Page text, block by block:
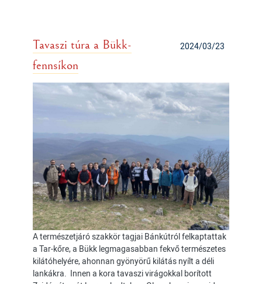
2024/03/23
Tavaszi túra a Bükk-
fennsíkon
A természetjáró szakkör tagjai Bánkútról felkaptattak
a Tar-kőre, a Bükk legmagasabban fekvő természetes
kilátóhelyére, ahonnan gyönyörű kilátás nyílt a déli
lankákra. Innen a kora tavaszi virágokkal borított